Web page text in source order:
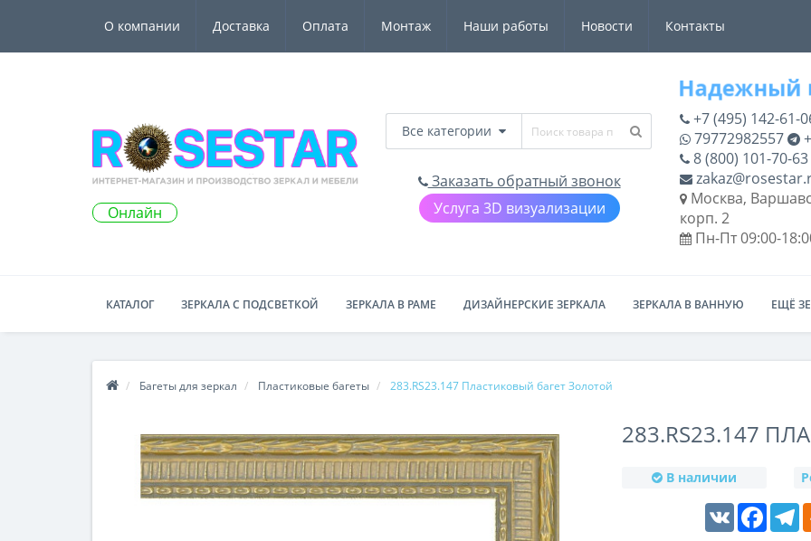
О компании Доставка Оплата Монтаж Наши работы Новости Контакты
Онлайн
Все категории
Заказать обратный звонок
Услуга 3D визуализации
+7 (495) 142-61-
79772982557
8 (800) 101-70-63
Москва,
корп. 2
Пн-Пт 09:00-
КАТАЛОГ ЗЕРКАЛА С ПОДСВЕТКОЙ ЗЕРКАЛА В РАМЕ ДИЗАЙНЕРСКИЕ ЗЕРКАЛА ЗЕРКАЛА В ВАННУЮ ЕЩЁ
Багеты для зеркал Пластиковые багеты 283.RS23.147 Пластиковый багет Золотой
283.RS23.147
В наличии
VK